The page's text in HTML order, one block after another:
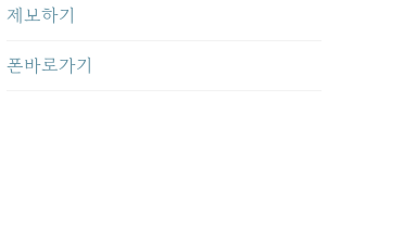
제보하기
폰바로가기